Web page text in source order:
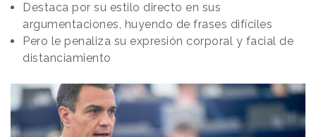
Destaca por su estilo directo en sus
argumentaciones, huyendo de frases difíciles
Pero le penaliza su expresión corporal y facial de
distanciamiento